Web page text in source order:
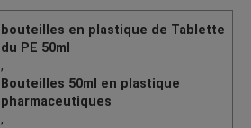
bouteilles en plastique de Tablette
du PE 50ml
,
Bouteilles 50ml en plastique
pharmaceutiques
,